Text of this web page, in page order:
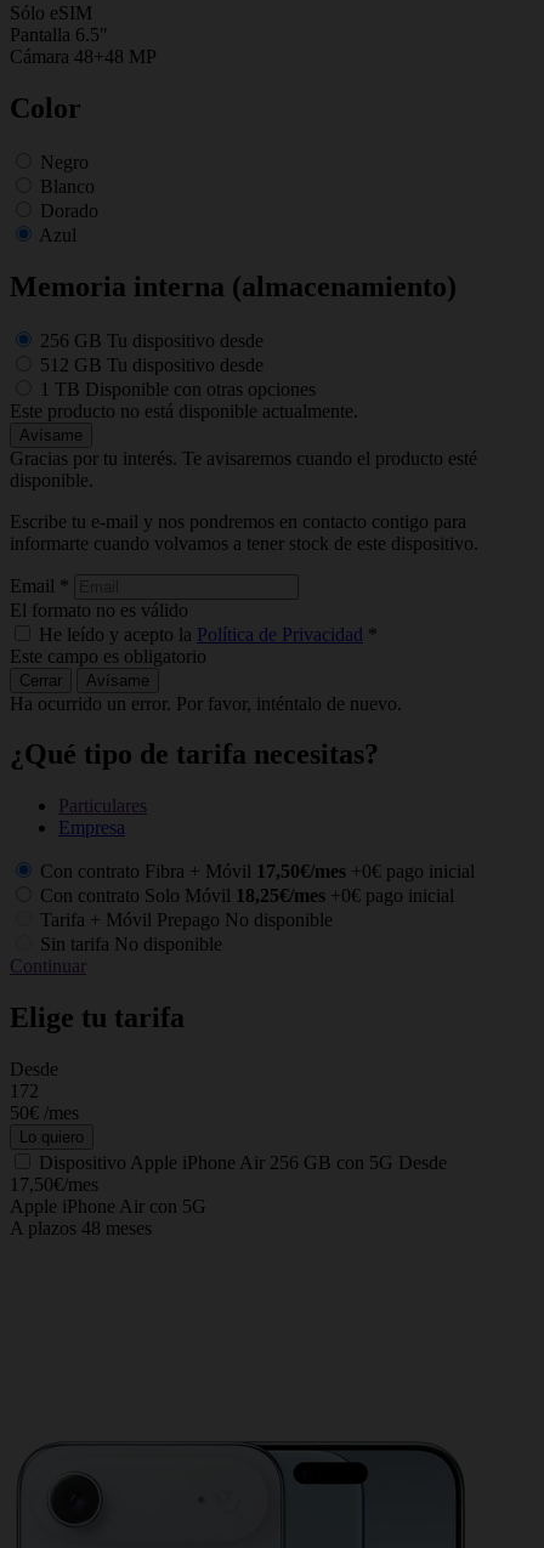
Sólo eSIM
Pantalla 6.5"
Cámara 48+48 MP
Color
Negro
Blanco
Dorado
Azul
Memoria interna (almacenamiento)
256 GB Tu dispositivo desde
512 GB Tu dispositivo desde
1 TB Disponible con otras opciones
Este producto no está disponible actualmente.
Avísame
Gracias por tu interés. Te avisaremos cuando el producto esté
disponible.
Escribe tu e-mail y nos pondremos en contacto contigo para
informarte cuando volvamos a tener stock de este dispositivo.
Email *
El formato no es válido
He leído y acepto la Política de Privacidad *
Este campo es obligatorio
Cerrar Avísame
Ha ocurrido un error. Por favor, inténtalo de nuevo.
¿Qué tipo de tarifa necesitas?
Particulares
Empresa
Con contrato Fibra + Móvil 17,50€/mes +0€ pago inicial
Con contrato Solo Móvil 18,25€/mes +0€ pago inicial
Tarifa + Móvil Prepago No disponible
Sin tarifa No disponible
Continuar
Elige tu tarifa
Desde
172
50€ /mes
Lo quiero
Dispositivo Apple iPhone Air 256 GB con 5G Desde
17,50€/mes
Apple iPhone Air con 5G
A plazos 48 meses